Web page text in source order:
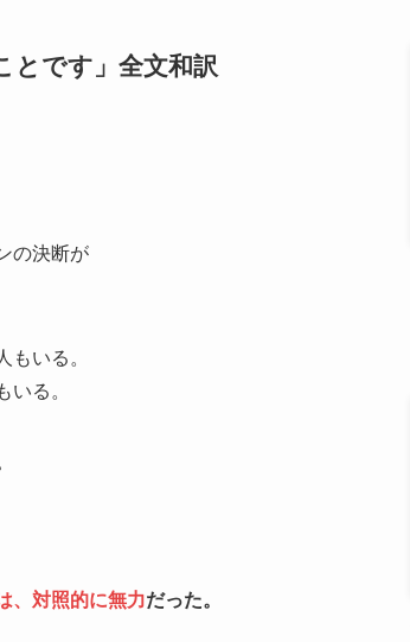
とです」全文和訳
の決断が
いる。
る。
、対照的に無力だった。